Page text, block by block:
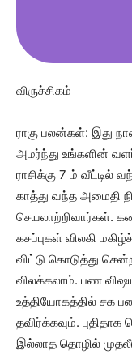
விருச்சிகம்
ராகு பலன்கள்: இது
அமர்ந்து உங்களின்
ராசிக்கு 7 ம் வீட்டில்
காத்து வந்த அமைதி
செயலாற்றிவார்கள்.
கசப்புகள் விலகி
விட்டு கொடுத்து
விலக்கலாம். பண
உத்தியோகத்தில் சக
தவிர்க்கவும்.
இல்லாத தொழில்